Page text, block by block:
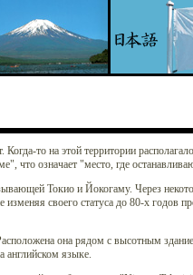
то на этой территории
что означает "место, где
Токио и Йокогаму. Через
своего статуса до 80-х годов
она рядом с высотным
английском языке.